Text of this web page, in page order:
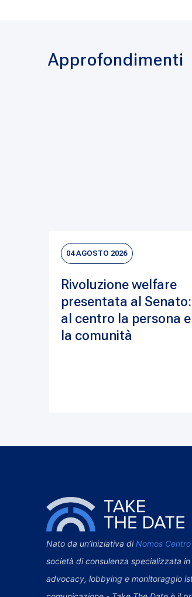
Approfondimenti
04 AGOSTO 2026
Rivoluzione welfare
presentata al Senato:
al centro la persona e
la comunità
Nato da un’iniziativa di Nomos
società di consulenza specializzata
advocacy, lobbying e monitoraggio